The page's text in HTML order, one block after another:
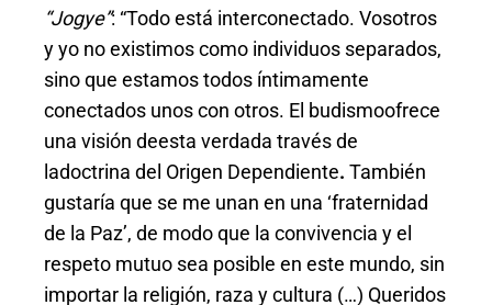
“Jogye”: “Todo está interconectado. Vosotros
y yo no existimos como individuos separados,
sino que estamos todos íntimamente
conectados unos con otros. El budismoofrece
una visión deesta verdada través de
ladoctrina del Origen Dependiente. También
gustaría que se me unan en una ‘fraternidad
de la Paz’, de modo que la convivencia y el
respeto mutuo sea posible en este mundo, sin
importar la religión, raza y cultura (…) Queridos